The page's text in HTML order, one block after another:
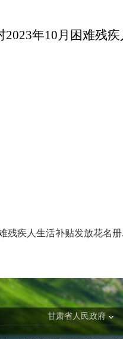
2023年10月困难残
残疾人生活补贴发放花名册
甘肃省人民政府